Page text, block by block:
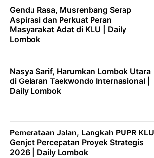
Gendu Rasa, Musrenbang Serap
Aspirasi dan Perkuat Peran
Masyarakat Adat di KLU | Daily
Lombok
Nasya Sarif, Harumkan Lombok Utara
di Gelaran Taekwondo Internasional |
Daily Lombok
Pemerataan Jalan, Langkah PUPR KLU
Genjot Percepatan Proyek Strategis
2026 | Daily Lombok